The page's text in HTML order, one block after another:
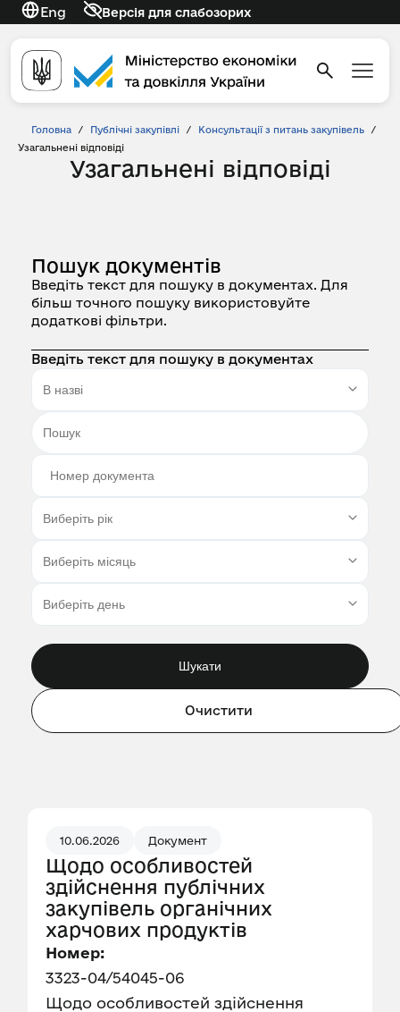
Eng Версія для слабозорих
Головна / Публічні закупівлі / Консультації з питань закупівель
/
Узагальнені відповіді
Узагальнені відповіді
Пошук документів
Введіть текст для пошуку в документах. Для
більш точного пошуку використовуйте
додаткові фільтри.
Введіть текст для пошуку в документах
Шукати
Очистити
10.06.2026 Документ
Щодо особливостей
здійснення публічних
закупівель органічних
харчових продуктів
Номер:
3323-04/54045-06
Щодо особливостей здійснення